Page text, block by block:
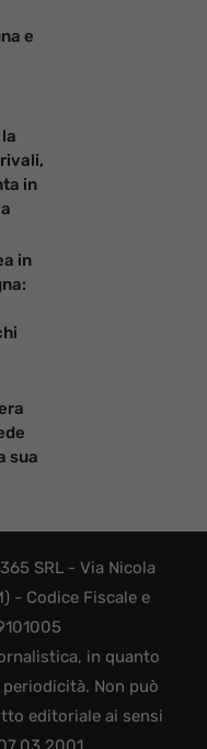
e
in
in
sua
SRL - Via Nicola
- Codice Fiscale e
in quanto
Non può
editoriale ai sensi